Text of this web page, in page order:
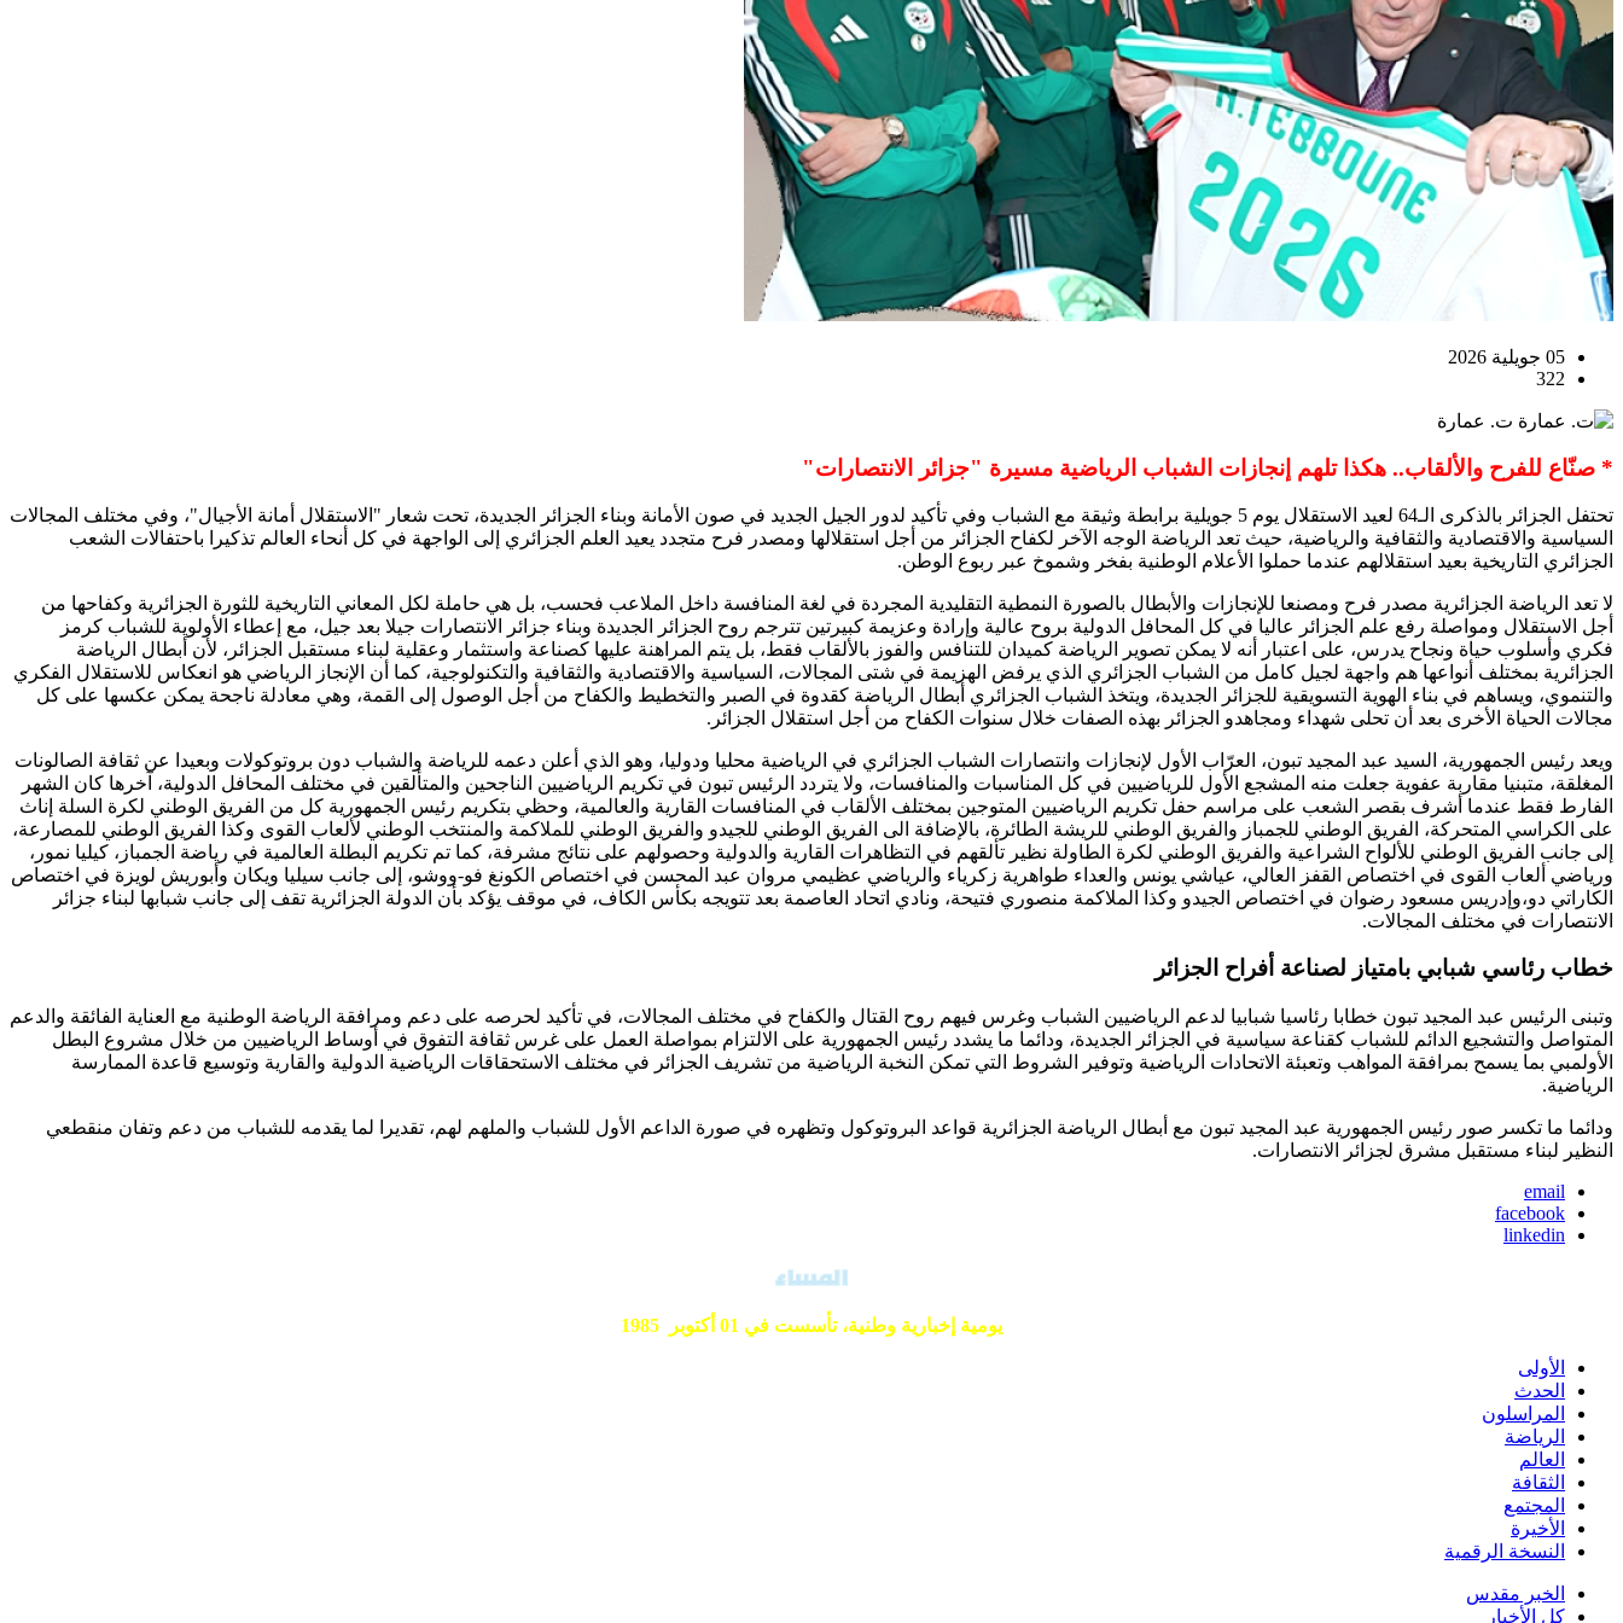
05 جويلية 2026
322
ت. عمارة
* صنّاع للفرح والألقاب.. هكذا تلهم إنجازات الشباب الرياضية مسيرة "جزائر الانتصارات"
تحتفل الجزائر بالذكرى الـ64 لعيد الاستقلال يوم 5 جويلية برابطة وثيقة مع الشباب وفي تأكيد لدور الجيل الجديد في صون الأمانة وبناء الجزائر الجديدة، تحت شعار "الاستقلال أمانة الأجيال"، وفي مختلف المجالات
السياسية والاقتصادية والثقافية والرياضية، حيث تعد الرياضة الوجه الآخر لكفاح الجزائر من أجل استقلالها ومصدر فرح متجدد يعيد العلم الجزائري إلى الواجهة في كل أنحاء العالم تذكيرا باحتفالات الشعب
الجزائري التاريخية بعيد استقلالهم عندما حملوا الأعلام الوطنية بفخر وشموخ عبر ربوع الوطن.
لا تعد الرياضة الجزائرية مصدر فرح ومصنعا للإنجازات والأبطال بالصورة النمطية التقليدية المجردة في لغة المنافسة داخل الملاعب فحسب، بل هي حاملة لكل المعاني التاريخية للثورة الجزائرية وكفاحها من
أجل الاستقلال ومواصلة رفع علم الجزائر عاليا في كل المحافل الدولية بروح عالية وإرادة وعزيمة كبيرتين تترجم روح الجزائر الجديدة وبناء جزائر الانتصارات جيلا بعد جيل، مع إعطاء الأولوية للشباب كرمز
فكري وأسلوب حياة ونجاح يدرس، على اعتبار أنه لا يمكن تصوير الرياضة كميدان للتنافس والفوز بالألقاب فقط، بل يتم المراهنة عليها كصناعة واستثمار وعقلية لبناء مستقبل الجزائر، لأن أبطال الرياضة
الجزائرية بمختلف أنواعها هم واجهة لجيل كامل من الشباب الجزائري الذي يرفض الهزيمة في شتى المجالات، السياسية والاقتصادية والثقافية والتكنولوجية، كما أن الإنجاز الرياضي هو انعكاس للاستقلال الفكري
والتنموي، ويساهم في بناء الهوية التسويقية للجزائر الجديدة، ويتخذ الشباب الجزائري أبطال الرياضة كقدوة في الصبر والتخطيط والكفاح من أجل الوصول إلى القمة، وهي معادلة ناجحة يمكن عكسها على كل
مجالات الحياة الأخرى بعد أن تحلى شهداء ومجاهدو الجزائر بهذه الصفات خلال سنوات الكفاح من أجل استقلال الجزائر.
ويعد رئيس الجمهورية، السيد عبد المجيد تبون، العرّاب الأول لإنجازات وانتصارات الشباب الجزائري في الرياضية محليا ودوليا، وهو الذي أعلن دعمه للرياضة والشباب دون بروتوكولات وبعيدا عن ثقافة الصالونات
المغلقة، متبنيا مقاربة عفوية جعلت منه المشجع الأول للرياضيين في كل المناسبات والمنافسات، ولا يتردد الرئيس تبون في تكريم الرياضيين الناجحين والمتألقين في مختلف المحافل الدولية، آخرها كان الشهر
الفارط فقط عندما أشرف بقصر الشعب على مراسم حفل تكريم الرياضيين المتوجين بمختلف الألقاب في المنافسات القارية والعالمية، وحظي بتكريم رئيس الجمهورية كل من الفريق الوطني لكرة السلة إناث
على الكراسي المتحركة، الفريق الوطني للجمباز والفريق الوطني للريشة الطائرة، بالإضافة الى الفريق الوطني للجيدو والفريق الوطني للملاكمة والمنتخب الوطني لألعاب القوى وكذا الفريق الوطني للمصارعة،
إلى جانب الفريق الوطني للألواح الشراعية والفريق الوطني لكرة الطاولة نظير تألقهم في التظاهرات القارية والدولية وحصولهم على نتائج مشرفة، كما تم تكريم البطلة العالمية في رياضة الجمباز، كيليا نمور،
ورياضي ألعاب القوى في اختصاص القفز العالي، عياشي يونس والعداء طواهرية زكرياء والرياضي عظيمي مروان عبد المحسن في اختصاص الكونغ فو-ووشو، إلى جانب سيليا ويكان وأبوريش لويزة في اختصاص
الكاراتي دو،وإدريس مسعود رضوان في اختصاص الجيدو وكذا الملاكمة منصوري فتيحة، ونادي اتحاد العاصمة بعد تتويجه بكأس الكاف، في موقف يؤكد بأن الدولة الجزائرية تقف إلى جانب شبابها لبناء جزائر
الانتصارات في مختلف المجالات.
خطاب رئاسي شبابي بامتياز لصناعة أفراح الجزائر
وتبنى الرئيس عبد المجيد تبون خطابا رئاسيا شبابيا لدعم الرياضيين الشباب وغرس فيهم روح القتال والكفاح في مختلف المجالات، في تأكيد لحرصه على دعم ومرافقة الرياضة الوطنية مع العناية الفائقة والدعم
المتواصل والتشجيع الدائم للشباب كقناعة سياسية في الجزائر الجديدة، ودائما ما يشدد رئيس الجمهورية على الالتزام بمواصلة العمل على غرس ثقافة التفوق في أوساط الرياضيين من خلال مشروع البطل
الأولمبي بما يسمح بمرافقة المواهب وتعبئة الاتحادات الرياضية وتوفير الشروط التي تمكن النخبة الرياضية من تشريف الجزائر في مختلف الاستحقاقات الرياضية الدولية والقارية وتوسيع قاعدة الممارسة
الرياضية.
ودائما ما تكسر صور رئيس الجمهورية عبد المجيد تبون مع أبطال الرياضة الجزائرية قواعد البروتوكول وتظهره في صورة الداعم الأول للشباب والملهم لهم، تقديرا لما يقدمه للشباب من دعم وتفان منقطعي
النظير لبناء مستقبل مشرق لجزائر الانتصارات.
email
facebook
linkedin
يومية إخبارية وطنية،تأسست في 01 أكتوبر 1985
الأولى
الحدث
المراسلون
الرياضة
العالم
الثقافة
المجتمع
الأخيرة
النسخة الرقمية
الخبر مقدس
كل الأخبار